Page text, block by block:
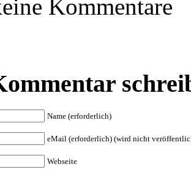
Kommentare
Name (erforderlich)
eMail (erforderlich) (wird nicht
Webseite